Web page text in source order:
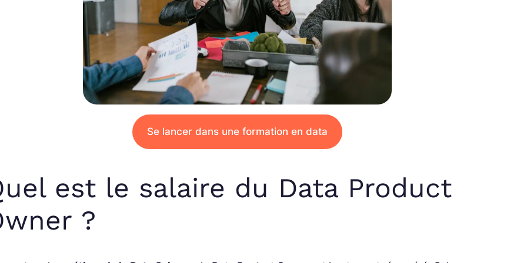
Se lancer dans une formation en data
est le salaire du Data Product
?